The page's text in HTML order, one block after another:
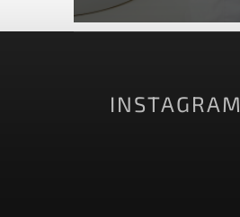
INSTAGRAM